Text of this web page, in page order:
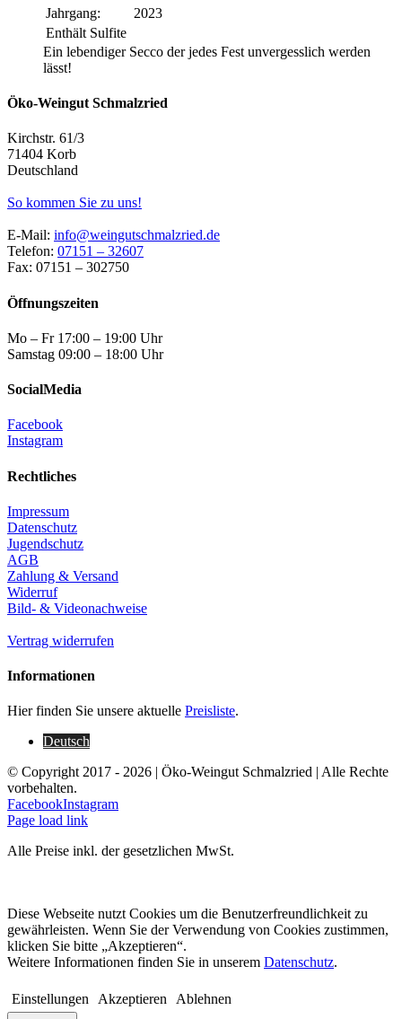
Jahrgang:
2023
Enthält Sulfite
Ein lebendiger Secco der jedes Fest unvergesslich werden
lässt!
Öko-Weingut Schmalzried
Kirchstr. 61/3
71404 Korb
Deutschland
So kommen Sie zu uns!
E-Mail: info@weingutschmalzried.de
Telefon: 07151 – 32607
Fax: 07151 – 302750
Öffnungszeiten
Mo – Fr 17:00 – 19:00 Uhr
Samstag 09:00 – 18:00 Uhr
SocialMedia
Facebook
Instagram
Rechtliches
Impressum
Datenschutz
Jugendschutz
AGB
Zahlung & Versand
Widerruf
Bild- & Videonachweise
Vertrag widerrufen
Informationen
Hier finden Sie unsere aktuelle Preisliste.
Deutsch
© Copyright 2017 - 2026 | Öko-Weingut Schmalzried | Alle Rechte
vorbehalten.
FacebookInstagram
Page load link
Alle Preise inkl. der gesetzlichen MwSt.
Diese Webseite nutzt Cookies um die Benutzerfreundlichkeit zu
gewährleisten. Wenn Sie der Verwendung von Cookies zustimmen,
klicken Sie bitte „Akzeptieren“.
Weitere Informationen finden Sie in unserem Datenschutz.
Einstellungen Akzeptieren Ablehnen